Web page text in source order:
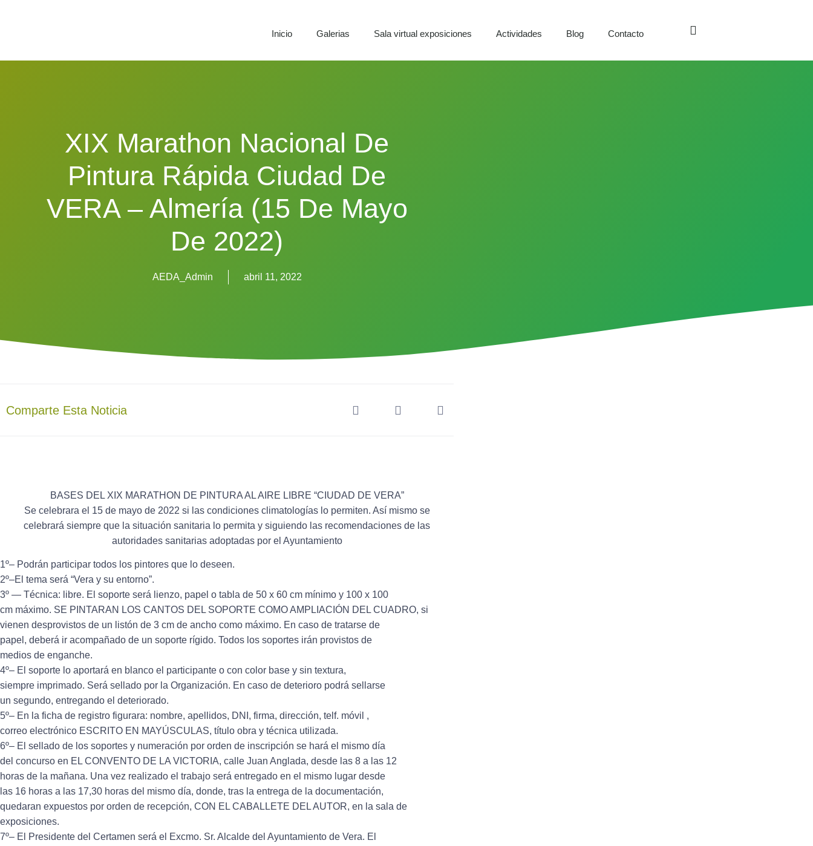
Inicio Galerias Sala virtual exposiciones Actividades Blog Contacto
XIX Marathon Nacional De
Pintura Rápida Ciudad De
VERA – Almería (15 De Mayo
De 2022)
AEDA_Admin abril 11, 2022
Comparte Esta Noticia
BASES DEL XIX MARATHON DE PINTURA AL AIRE LIBRE “CIUDAD DE VERA”
Se celebrara el 15 de mayo de 2022 si las condiciones climatologías lo permiten. Así mismo se
celebrará siempre que la situación sanitaria lo permita y siguiendo las recomendaciones de las
autoridades sanitarias adoptadas por el Ayuntamiento
1º– Podrán participar todos los pintores que lo deseen.
2º–El tema será “Vera y su entorno”.
3º — Técnica: libre. El soporte será lienzo, papel o tabla de 50 x 60 cm mínimo y 100 x 100
cm máximo. SE PINTARAN LOS CANTOS DEL SOPORTE COMO AMPLIACIÓN DEL CUADRO, si
vienen desprovistos de un listón de 3 cm de ancho como máximo. En caso de tratarse de
papel, deberá ir acompañado de un soporte rígido. Todos los soportes irán provistos de
medios de enganche.
4º– El soporte lo aportará en blanco el participante o con color base y sin textura,
siempre imprimado. Será sellado por la Organización. En caso de deterioro podrá sellarse
un segundo, entregando el deteriorado.
5º– En la ficha de registro figurara: nombre, apellidos, DNI, firma, dirección, telf. móvil ,
correo electrónico ESCRITO EN MAYÚSCULAS, título obra y técnica utilizada.
6º– El sellado de los soportes y numeración por orden de inscripción se hará el mismo día
del concurso en EL CONVENTO DE LA VICTORIA, calle Juan Anglada, desde las 8 a las 12
horas de la mañana. Una vez realizado el trabajo será entregado en el mismo lugar desde
las 16 horas a las 17,30 horas del mismo día, donde, tras la entrega de la documentación,
quedaran expuestos por orden de recepción, CON EL CABALLETE DEL AUTOR, en la sala de
exposiciones.
7º– El Presidente del Certamen será el Excmo. Sr. Alcalde del Ayuntamiento de Vera. El